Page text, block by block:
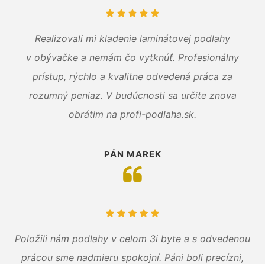
Realizovali mi kladenie laminátovej podlahy
v obývačke a nemám čo vytknúť. Profesionálny
prístup, rýchlo a kvalitne odvedená práca za
rozumný peniaz. V budúcnosti sa určite znova
obrátim na profi-podlaha.sk.
PÁN MAREK
Položili nám podlahy v celom 3i byte a s odvedenou
prácou sme nadmieru spokojní. Páni boli precízni,